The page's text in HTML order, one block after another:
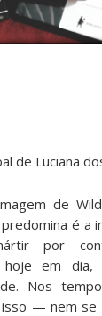
de Luciana
de
é a
por
em dia,
Nos
isso — nem